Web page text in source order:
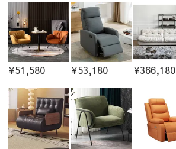
¥51,580 ¥53,180 ¥366,180